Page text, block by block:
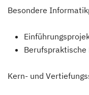
Besondere
Berufspraktische
Kern- und